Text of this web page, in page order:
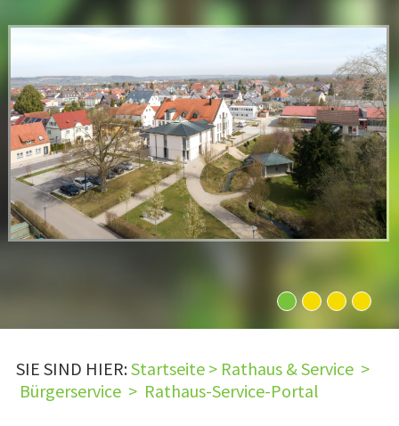
SIE SIND HIER:Startseite> Rathaus & Service>
Bürgerservice> Rathaus-Service-Portal